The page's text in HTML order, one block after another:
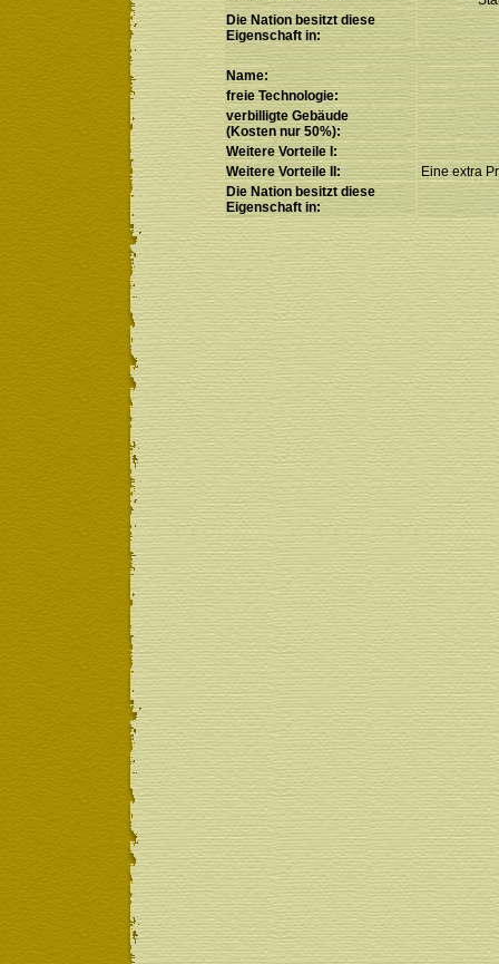
Die Nation besitzt diese
Eigenschaft in:
Name:
freie Technologie:
verbilligte Gebäude
(Kosten nur 50%):
Weitere Vorteile I:
Weitere Vorteile II:
Eine extra
Die Nation besitzt diese
Eigenschaft in: